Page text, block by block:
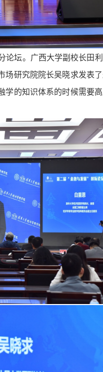
论坛。广西大学副校长田
研究院院长吴晓求发表
的知识体系的时候需要